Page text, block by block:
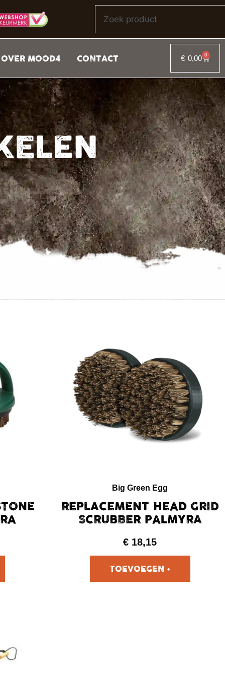
OVER MOOD4 CONTACT € 0,00 0
Big Green Egg
REPLACEMENT HEAD GRID
SCRUBBER PALMYRA
€ 18,15